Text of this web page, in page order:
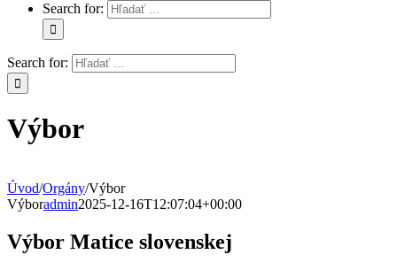
Search for:
Search for:
Výbor
Úvod/Orgány/Výbor
Výboradmin2025-12-16T12:07:04+00:00
Výbor Matice slovenskej